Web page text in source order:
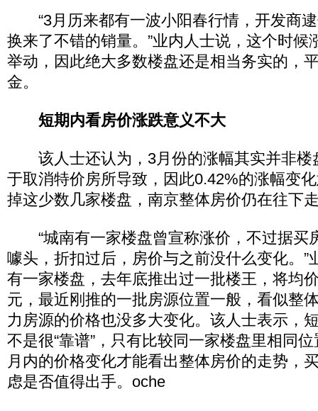
“3月历来都有一波小阳春行情，开发商逮
换来了不错的销量。”业内人士说，这个时候
举动，因此绝大多数楼盘还是相当务实的，
金。
短期内看房价涨跌意义不大
该人士还认为，3月份的涨幅其实并非楼
于取消特价房所导致，因此0.42%的涨幅变
掉这少数几家楼盘，南京整体房价仍在往下
“城南有一家楼盘曾宣称涨价，不过据买
噱头，折扣过后，房价与之前没什么变化。”
有一家楼盘，去年底推出过一批楼王，将均
元，最近刚推的一批房源位置一般，看似整
力房源的价格也没多大变化。该人士表示，
不是很“靠谱”，只有比较同一家楼盘里相同
月内的价格变化才能看出整体房价的走势，
虑是否值得出手。oche